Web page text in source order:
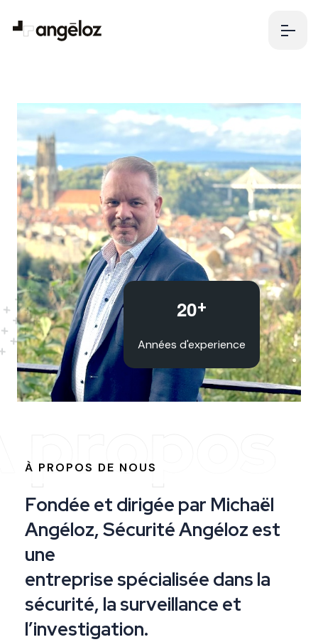
20+
Années d'experience
propos
À PROPOS DE NOUS
Fondée et dirigée par Michaël
Angéloz,SécuritéAngéloz est
une
entreprisespécialisée dans la
sécurité, lasurveillance et
l’investigation.